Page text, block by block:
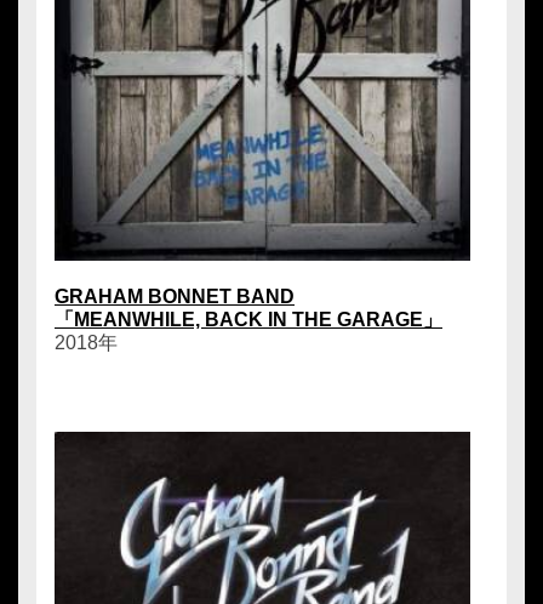
GRAHAM BONNET BAND
「MEANWHILE, BACK IN THE GARAGE」
2018年